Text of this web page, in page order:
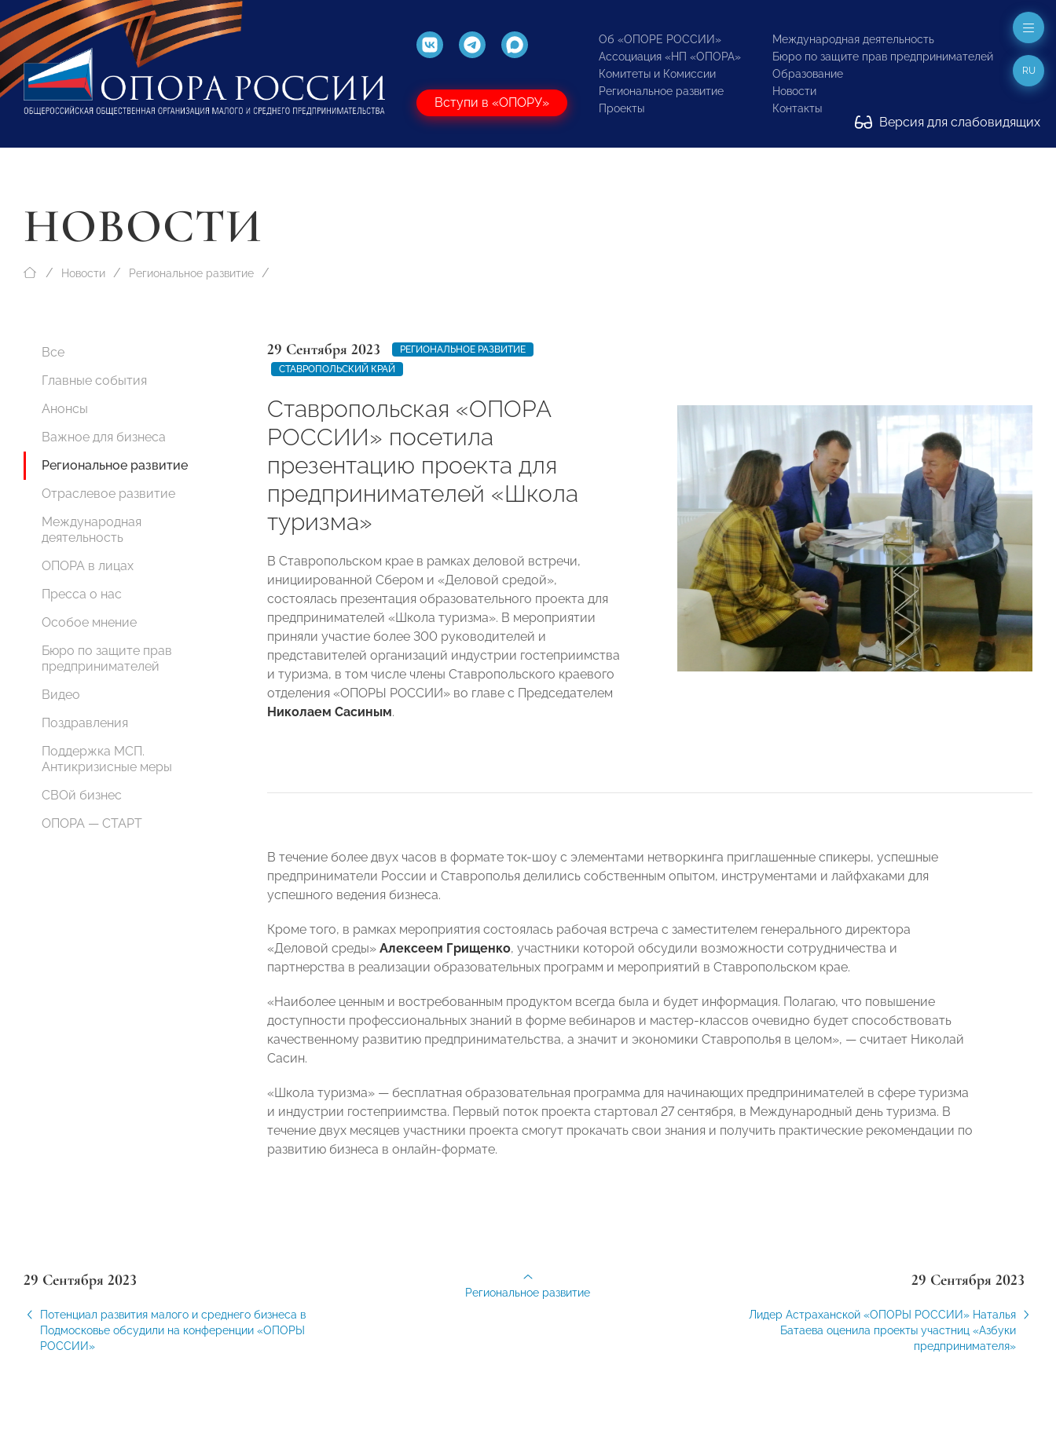
Вступи в «ОПОРУ»
Об «ОПОРЕ РОССИИ»
Ассоциация «НП «ОПОРА»
Комитеты и Комиссии
Региональное развитие
Проекты
Международная деятельность
Бюро по защите прав предпринимателей
Образование
Новости
Контакты
Версия для слабовидящих
RU
НОВОСТИ
Новости Региональное развитие
Все
Главные события
Анонсы
Важное для бизнеса
Региональное развитие
Отраслевое развитие
Международная
деятельность
ОПОРА в лицах
Пресса о нас
Особое мнение
Бюро по защите прав
предпринимателей
Видео
Поздравления
Поддержка МСП.
Антикризисные меры
СВОй бизнес
ОПОРА — СТАРТ
29 Сентября 2023
РЕГИОНАЛЬНОЕ РАЗВИТИЕ
СТАВРОПОЛЬСКИЙ КРАЙ
Ставропольская «ОПОРА
РОССИИ» посетила
презентацию проекта для
предпринимателей «Школа
туризма»
В Ставропольском крае в рамках деловой встречи,
инициированной Сбером и «Деловой средой»,
состоялась презентация образовательного проекта для
предпринимателей «Школа туризма». В мероприятии
приняли участие более 300 руководителей и
представителей организаций индустрии гостеприимства
и туризма, в том числе члены Ставропольского краевого
отделения «ОПОРЫ РОССИИ» во главе с Председателем
Николаем Сасиным.
В течение более двух часов в формате ток-шоу с элементами нетворкинга приглашенные спикеры, успешные
предприниматели России и Ставрополья делились собственным опытом, инструментами и лайфхаками для
успешного ведения бизнеса.
Кроме того, в рамках мероприятия состоялась рабочая встреча с заместителем генерального директора
«Деловой среды» Алексеем Грищенко, участники которой обсудили возможности сотрудничества и
партнерства в реализации образовательных программ и мероприятий в Ставропольском крае.
«Наиболее ценным и востребованным продуктом всегда была и будет информация. Полагаю, что повышение
доступности профессиональных знаний в форме вебинаров и мастер-классов очевидно будет способствовать
качественному развитию предпринимательства, а значит и экономики Ставрополья в целом», — считает Николай
Сасин.
«Школа туризма» — бесплатная образовательная программа для начинающих предпринимателей в сфере туризма
и индустрии гостеприимства. Первый поток проекта стартовал 27 сентября, в Международный день туризма. В
течение двух месяцев участники проекта смогут прокачать свои знания и получить практические рекомендации по
развитию бизнеса в онлайн-формате.
29 Сентября 2023
Потенциал развития малого и среднего бизнеса в
Подмосковье обсудили на конференции «ОПОРЫ
РОССИИ»
29 Сентября 2023
Лидер Астраханской «ОПОРЫ РОССИИ» Наталья
Батаева оценила проекты участниц «Азбуки
предпринимателя»
Региональное развитие